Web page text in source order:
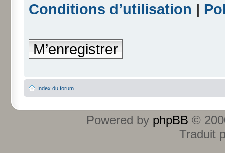
Conditions d’utilisation |
M’enregistrer
Index du forum
Powered by phpBB ©
Traduit